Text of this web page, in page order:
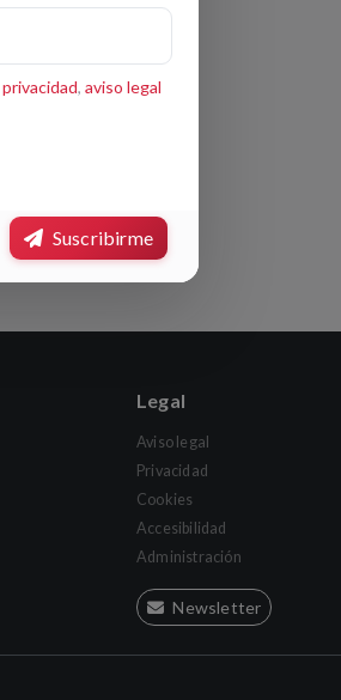
privacidad, aviso legal
Suscribirme
Legal
Aviso legal
Privacidad
Cookies
Accesibilidad
Administración
Newsletter